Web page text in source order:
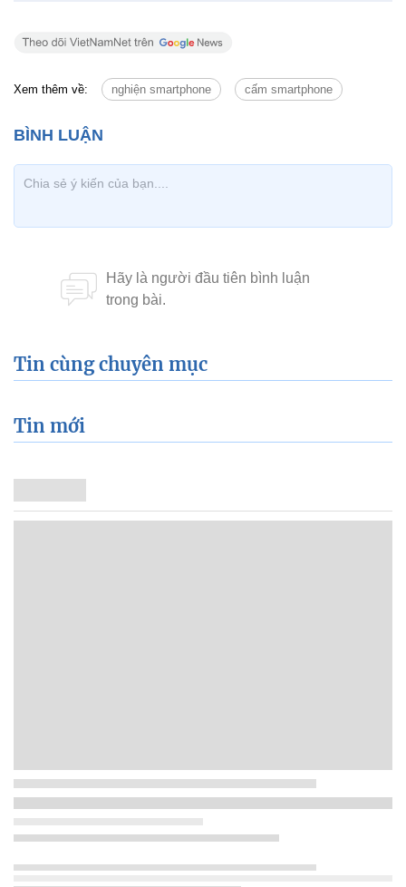
Xem thêm về: nghiện smartphone cấm smartphone
Tin cùng chuyên mục
Tin mới